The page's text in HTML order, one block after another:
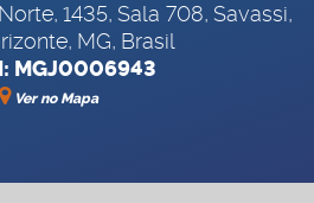
, 1435, Sala 708, Savassi,
, MG, Brasil
MGJ0006943
Ver no Mapa